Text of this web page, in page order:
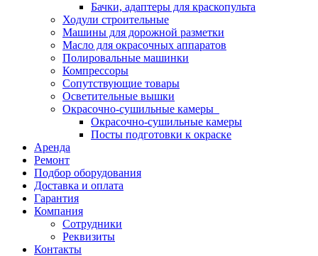
Бачки, адаптеры для краскопульта
Ходули строительные
Машины для дорожной разметки
Масло для окрасочных аппаратов
Полировальные машинки
Компрессоры
Сопутствующие товары
Осветительные вышки
Окрасочно-сушильные камеры
Окрасочно-сушильные камеры
Посты подготовки к окраске
Аренда
Ремонт
Подбор оборудования
Доставка и оплата
Гарантия
Компания
Сотрудники
Реквизиты
Контакты